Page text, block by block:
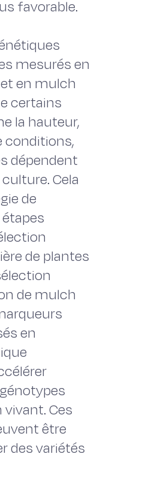
favorable.
mesurés en
en mulch
certains
la hauteur,
conditions,
dépendent
Cela
de
de plantes
de mulch
en
Ces
être
des variétés